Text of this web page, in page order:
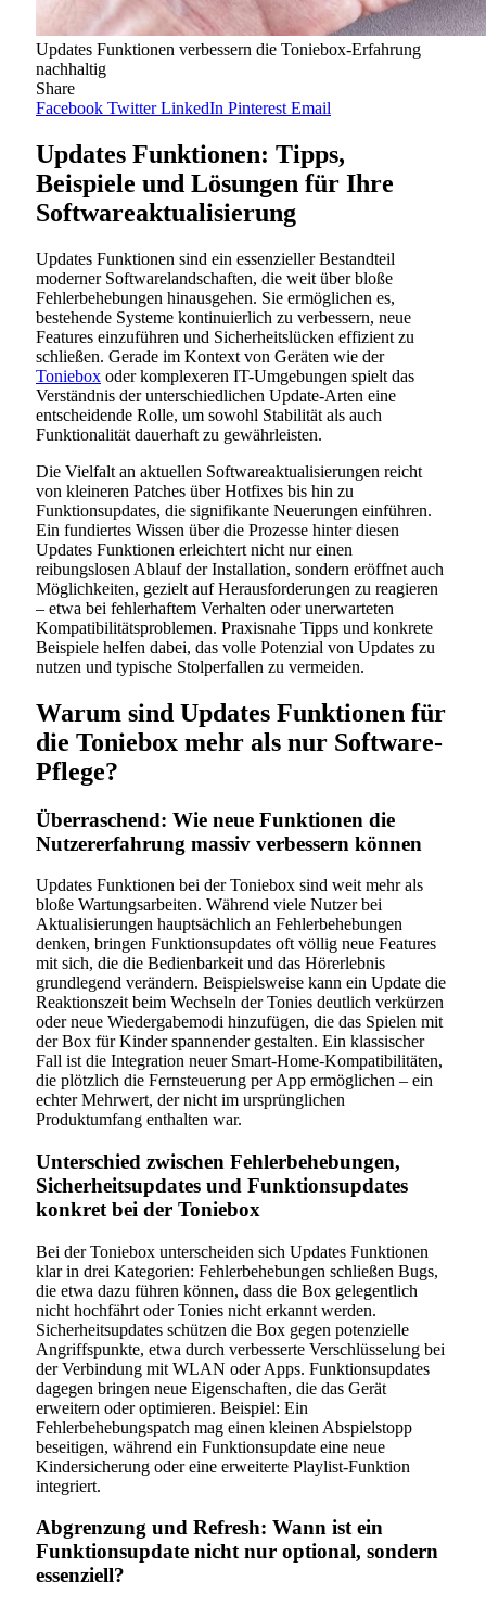
Updates Funktionen verbessern die Toniebox-Erfahrung
nachhaltig
Share
Facebook Twitter LinkedIn Pinterest Email
Updates Funktionen: Tipps,
Beispiele und Lösungen für Ihre
Softwareaktualisierung
Updates Funktionen sind ein essenzieller Bestandteil
moderner Softwarelandschaften, die weit über bloße
Fehlerbehebungen hinausgehen. Sie ermöglichen es,
bestehende Systeme kontinuierlich zu verbessern, neue
Features einzuführen und Sicherheitslücken effizient zu
schließen. Gerade im Kontext von Geräten wie der
Toniebox oder komplexeren IT-Umgebungen spielt das
Verständnis der unterschiedlichen Update-Arten eine
entscheidende Rolle, um sowohl Stabilität als auch
Funktionalität dauerhaft zu gewährleisten.
Die Vielfalt an aktuellen Softwareaktualisierungen reicht
von kleineren Patches über Hotfixes bis hin zu
Funktionsupdates, die signifikante Neuerungen einführen.
Ein fundiertes Wissen über die Prozesse hinter diesen
Updates Funktionen erleichtert nicht nur einen
reibungslosen Ablauf der Installation, sondern eröffnet auch
Möglichkeiten, gezielt auf Herausforderungen zu reagieren
– etwa bei fehlerhaftem Verhalten oder unerwarteten
Kompatibilitätsproblemen. Praxisnahe Tipps und konkrete
Beispiele helfen dabei, das volle Potenzial von Updates zu
nutzen und typische Stolperfallen zu vermeiden.
Warum sind Updates Funktionen für
die Toniebox mehr als nur Software-
Pflege?
Überraschend: Wie neue Funktionen die
Nutzererfahrung massiv verbessern können
Updates Funktionen bei der Toniebox sind weit mehr als
bloße Wartungsarbeiten. Während viele Nutzer bei
Aktualisierungen hauptsächlich an Fehlerbehebungen
denken, bringen Funktionsupdates oft völlig neue Features
mit sich, die die Bedienbarkeit und das Hörerlebnis
grundlegend verändern. Beispielsweise kann ein Update die
Reaktionszeit beim Wechseln der Tonies deutlich verkürzen
oder neue Wiedergabemodi hinzufügen, die das Spielen mit
der Box für Kinder spannender gestalten. Ein klassischer
Fall ist die Integration neuer Smart-Home-Kompatibilitäten,
die plötzlich die Fernsteuerung per App ermöglichen – ein
echter Mehrwert, der nicht im ursprünglichen
Produktumfang enthalten war.
Unterschied zwischen Fehlerbehebungen,
Sicherheitsupdates und Funktionsupdates
konkret bei der Toniebox
Bei der Toniebox unterscheiden sich Updates Funktionen
klar in drei Kategorien: Fehlerbehebungen schließen Bugs,
die etwa dazu führen können, dass die Box gelegentlich
nicht hochfährt oder Tonies nicht erkannt werden.
Sicherheitsupdates schützen die Box gegen potenzielle
Angriffspunkte, etwa durch verbesserte Verschlüsselung bei
der Verbindung mit WLAN oder Apps. Funktionsupdates
dagegen bringen neue Eigenschaften, die das Gerät
erweitern oder optimieren. Beispiel: Ein
Fehlerbehebungspatch mag einen kleinen Abspielstopp
beseitigen, während ein Funktionsupdate eine neue
Kindersicherung oder eine erweiterte Playlist-Funktion
integriert.
Abgrenzung und Refresh: Wann ist ein
Funktionsupdate nicht nur optional, sondern
essenziell?